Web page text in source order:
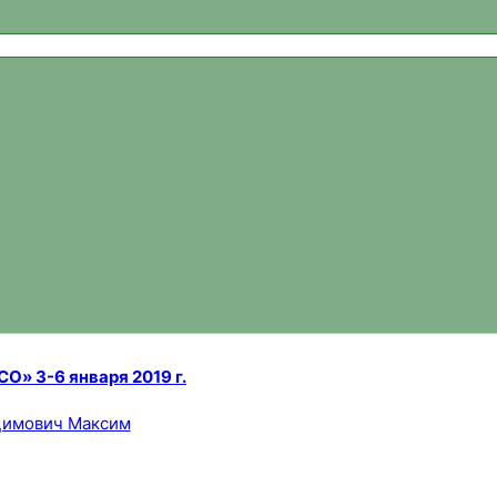
новости спортивного ориентирования, официальный
3-6 января 2019 г.
Максим